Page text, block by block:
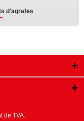
d'agrafes
de TVA.